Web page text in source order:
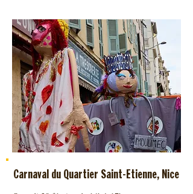
Carnaval du Quartier Saint-Etienne, Nice